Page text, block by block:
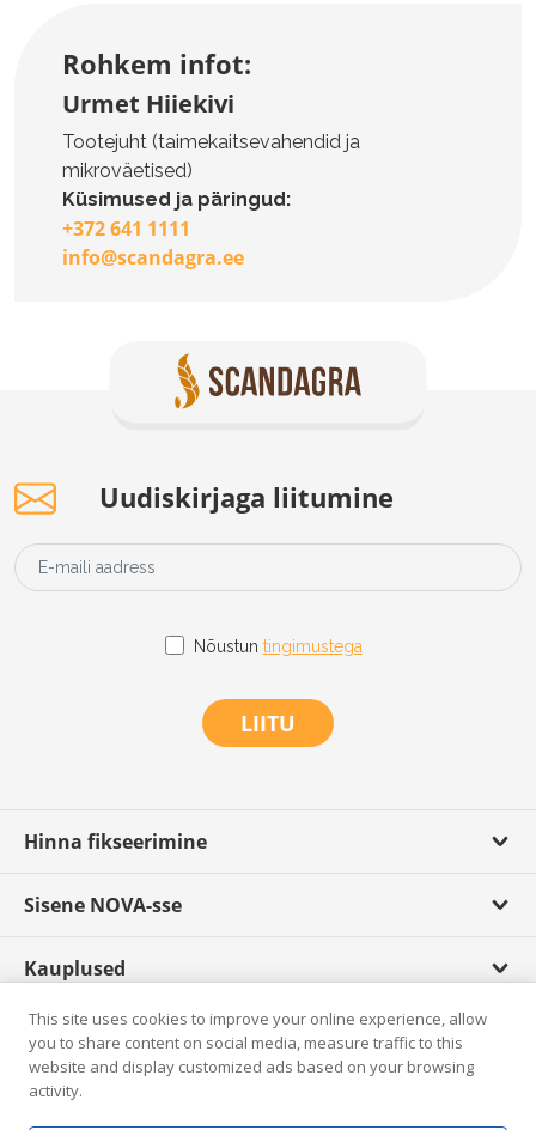
Rohkem infot:
Urmet Hiiekivi
Tootejuht (taimekaitsevahendid ja
mikroväetised)
Küsimused ja päringud:
+372 641 1111
info@scandagra.ee
Uudiskirjaga liitumine
Nõustun tingimustega
LIITU
Hinna fikseerimine
Sisene NOVA-sse
Kauplused
Scandagra TV
Rikkumisest teatamine
This site uses cookies to improve your online experience, allow
you to share content on social media, measure traffic to this
website and display customized ads based on your browsing
activity.